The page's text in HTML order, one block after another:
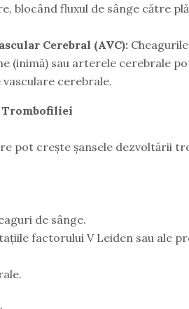
blocând fluxul de sânge către
Cerebral (AVC):
(inimă) sau arterele cerebrale
cerebrale.
Trombofiliei
pot crește șansele dezvoltării
de sânge.
factorului V Leiden sau ale